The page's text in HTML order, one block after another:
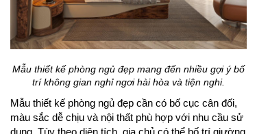
Mẫu thiết kế phòng ngủ đẹp mang đến nhiều gợi ý bố
trí không gian nghỉ ngơi hài hòa và tiện nghi.
Mẫu thiết kế phòng ngủ đẹp cần có bố cục cân đối,
màu sắc dễ chịu và nội thất phù hợp với nhu cầu sử
dụng. Tùy theo diện tích, gia chủ có thể bố trí giường